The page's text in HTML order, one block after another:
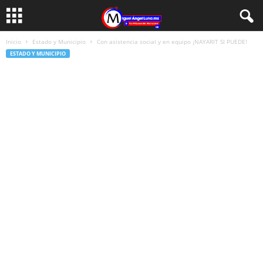
Inicio Estado y Municipio Con asistencia social y en equipo ¡NAYARIT SI PUEDE!
ESTADO Y MUNICIPIO